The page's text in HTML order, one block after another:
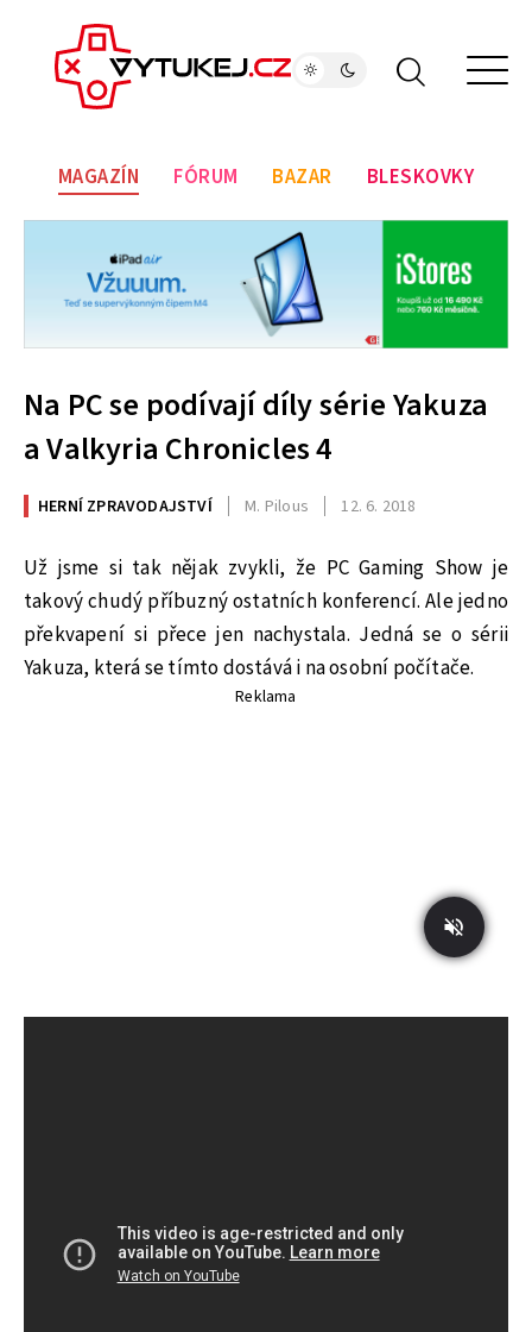
MAGAZÍN FÓRUM BAZAR BLESKOVKY
Na PC se podívají díly série Yakuza
a Valkyria Chronicles 4
HERNÍ ZPRAVODAJSTVÍ M. Pilous 12. 6. 2018
Už jsme si tak nějak zvykli, že PC Gaming Show je
takový chudý příbuzný ostatních konferencí. Ale jedno
překvapení si přece jen nachystala. Jedná se o sérii
Yakuza, která se tímto dostává i na osobní počítače.
Reklama